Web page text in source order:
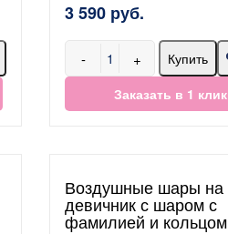
3 590 руб.
- +
Купить
Заказать в 1 клик
Воздушные шары на
девичник с шаром с
фамилией и кольцом